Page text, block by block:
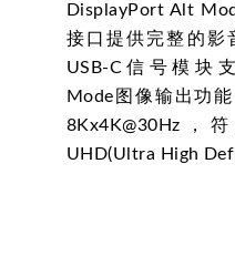
DisplayPort Alt
接口提供完整的影
USB-C信号模块
Mode图像输出功
8Kx4K@30Hz，
UHD(Ultra High